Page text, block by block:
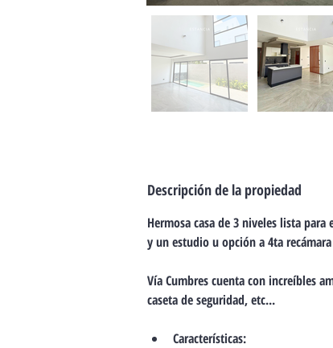
Descripción de la propiedad
Hermosa casa de 3 niveles lista
y un estudio u opción a 4ta
Vía Cumbres cuenta con increíbles
caseta de seguridad, etc...
Características: